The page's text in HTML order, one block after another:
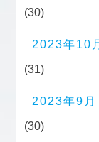
(30)
2023年10
(31)
2023年9月
(30)